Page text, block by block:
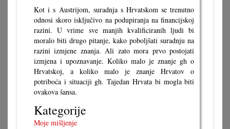
Kot i s Austrijom, suradnja s Hrvatskom se trenutno
odnosi skoro isključivo na podupiranja na financijskoj
razini. U vrime sve manjih kvalificiranih ljudi bi
moralo biti drugo pitanje, kako poboljšati suradnju na
razini izmjene znanja. Ali zato mora prvo postojati
izmjena i upoznavanje. Koliko malo je znanje gh o
Hrvatskoj, a koliko malo je znanje Hrvatov o
potriboća i situaciji gh. Tajedan Hrvata bi mogla biti
ovakova šansa.
Kategorije
Moje mišljenje